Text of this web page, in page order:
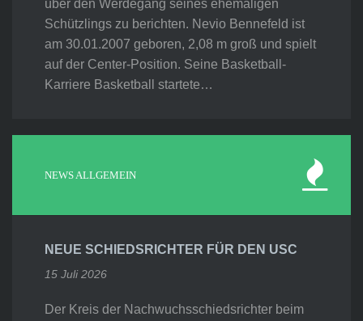
über den Werdegang seines ehemaligen
Schützlings zu berichten. Nevio Bennefeld ist
am 30.01.2007 geboren, 2,08 m groß und spielt
auf der Center-Position. Seine Basketball-
Karriere Basketball startete…
NEWS ALLGEMEIN
NEUE SCHIEDSRICHTER FÜR DEN USC
15 Juli 2026
Der Kreis der Nachwuchsschiedsrichter beim